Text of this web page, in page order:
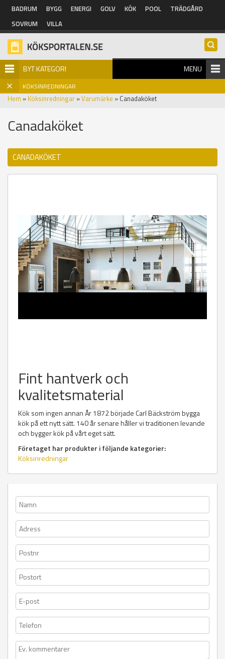
Hoppa till huvudinnehåll
BADRUM BYGG ENERGI GOLV KÖK POOL
TRÄDGÅRD
SOVRUM
VILLA
BYT KATEGORI MENU
KÖKSINREDNINGAR
Hem » Köksinredningar »Varumärke » Canadaköket
Canadaköket
CANADAKÖKET
Fint hantverk och
kvalitetsmaterial
Kök som ingen annan År 1872 började Carl Bäckström bygga
kök på ett nytt sätt. 140 år senare håller vi traditionen levande
och bygger kök på vårt eget sätt.
Företaget har produkter i följande kategorier:
Köksinredningar